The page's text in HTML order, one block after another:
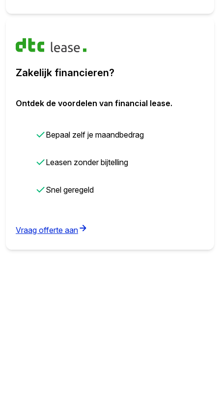
Zakelijk financieren?
Ontdek de voordelen van financial lease.
✓Bepaal zelf je maandbedrag
✓Leasen zonder bijtelling
✓Snel geregeld
Vraag offerte aan